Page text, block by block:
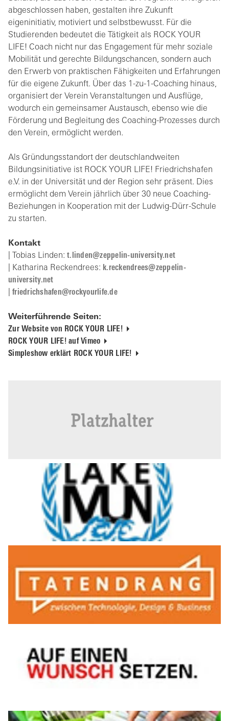
abgeschlossen haben, gestalten ihre Zukunft
eigeninitiativ, motiviert und selbstbewusst. Für die
Studierenden bedeutet die Tätigkeit als ROCK YOUR
LIFE! Coach nicht nur das Engagement für mehr soziale
Mobilität und gerechte Bildungschancen, sondern auch
den Erwerb von praktischen Fähigkeiten und Erfahrungen
für die eigene Zukunft. Über das 1-zu-1-Coaching hinaus,
organisiert der Verein Veranstaltungen und Ausflüge,
wodurch ein gemeinsamer Austausch, ebenso wie die
Förderung und Begleitung des Coaching-Prozesses durch
den Verein, ermöglicht werden.
Als Gründungsstandort der deutschlandweiten
Bildungsinitiative ist ROCK YOUR LIFE! Friedrichshafen
e.V. in der Universität und der Region sehr präsent. Dies
ermöglicht dem Verein jährlich über 30 neue Coaching-
Beziehungen in Kooperation mit der Ludwig-Dürr-Schule
zu starten.
Kontakt
| Tobias Linden: t nd n z pp n- n v rs ty n t
| Katharina Reckendrees: k.reckendrees@zeppelin-
university.net
fr dr chsh f n r cky rl f d
Weiterführende Seiten:
Zur Website von ROCK YOUR LIFE!
ROCK YOUR LIFE! auf Vimeo
Simpleshow erklärt ROCK YOUR LIFE!